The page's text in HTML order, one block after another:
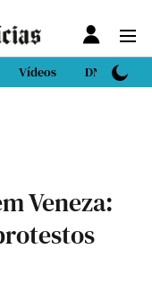
Vídeos DN Sport
Veneza: